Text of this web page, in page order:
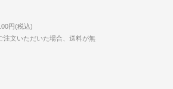
円(税込)
注文いただいた場合、送料が無